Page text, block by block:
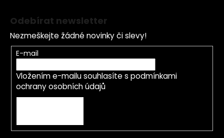
Odebírat newsletter
Nezmeškejte žádné novinky či slevy!
E-mail
Vložením e-mailu souhlasíte s podmínkami
ochrany osobních údajů